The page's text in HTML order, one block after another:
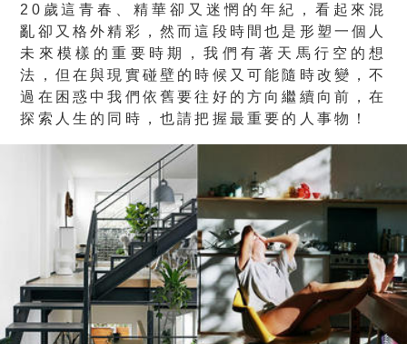
20歲這青春、精華卻又迷惘的年紀，看起來混
亂卻又格外精彩，然而這段時間也是形塑一個人
未來模樣的重要時期，我們有著天馬行空的想
法，但在與現實碰壁的時候又可能隨時改變，不
過在困惑中我們依舊要往好的方向繼續向前，在
探索人生的同時，也請把握最重要的人事物！